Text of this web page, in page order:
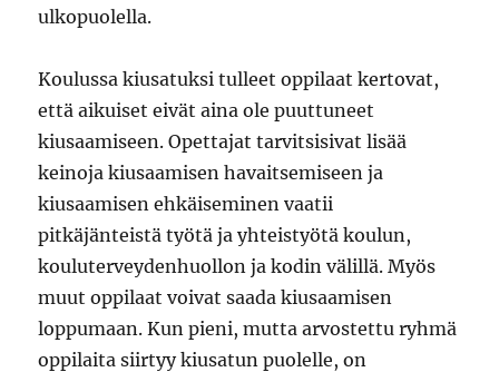
ulkopuolella.
Koulussa kiusatuksi tulleet oppilaat kertovat,
että aikuiset eivät aina ole puuttuneet
kiusaamiseen. Opettajat tarvitsisivat lisää
keinoja kiusaamisen havaitsemiseen ja
kiusaamisen ehkäiseminen vaatii
pitkäjänteistä työtä ja yhteistyötä koulun,
kouluterveydenhuollon ja kodin välillä. Myös
muut oppilaat voivat saada kiusaamisen
loppumaan. Kun pieni, mutta arvostettu ryhmä
oppilaita siirtyy kiusatun puolelle, on